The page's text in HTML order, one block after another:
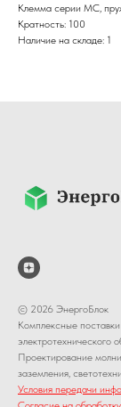
Клемма серии МС,
Кратность: 100
Наличие на складе: 1
© 2026 ЭнергоБлок
Комплексные поставки
электротехнического
Проектирование
заземления,
Условия передачи